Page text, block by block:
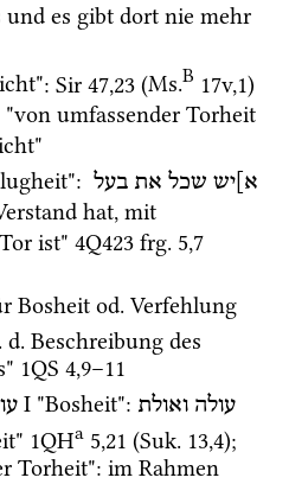
es gibt dort nie mehr
: Sir 47,23 (Ms.B 17v,1)
"von umfassender Torheit
: א]יש שכל את בעל
hat, mit
ist" 4Q423 frg. 5,7
Bosheit od. Verfehlung
d. Beschreibung des
1QS 4,9–11
‎ I "Bosheit": עולה ואולת
1QHa 5,21 (Suk. 13,4)
Torheit": im Rahmen